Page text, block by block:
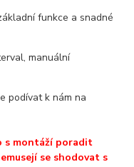
funkce a snadné
manuální
podívat k nám na
s montáží poradit
se shodovat s